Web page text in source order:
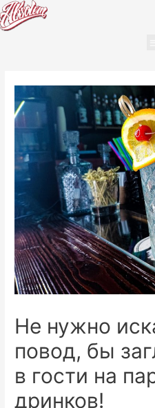
Не нужно
повод, бы
в гости на
дринков!